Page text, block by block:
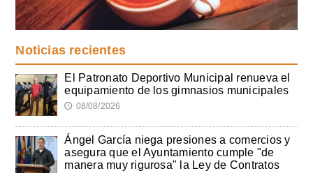
Noticias recientes
El Patronato Deportivo Municipal renueva el
equipamiento de los gimnasios municipales
🕔 08/08/2026
Ángel García niega presiones a comercios y
asegura que el Ayuntamiento cumple "de
manera muy rigurosa" la Ley de Contratos